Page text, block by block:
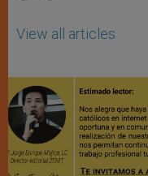
View all articles